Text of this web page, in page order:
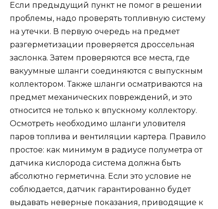
Если предыдущий пункт не помог в решении
проблемы, надо проверять топливную систему
на утечки. В первую очередь на предмет
разгерметизации проверяется дроссельная
заслонка. Затем проверяются все места, где
вакуумные шланги соединяются с выпускным
коллектором. Также шланги осматриваются на
предмет механических повреждений, и это
относится не только к впускному коллектору.
Осмотреть необходимо шланги уловителя
паров топлива и вентиляции картера. Правило
простое: как минимум в радиусе полуметра от
датчика кислорода система должна быть
абсолютно герметична. Если это условие не
соблюдается, датчик гарантированно будет
выдавать неверные показания, приводящие к